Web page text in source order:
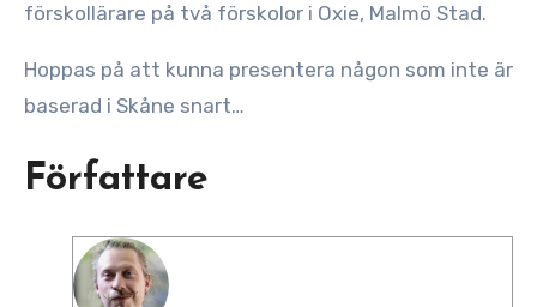
förskollärare på två förskolor i Oxie, Malmö Stad.
Hoppas på att kunna presentera någon som inte är
baserad i Skåne snart…
Författare